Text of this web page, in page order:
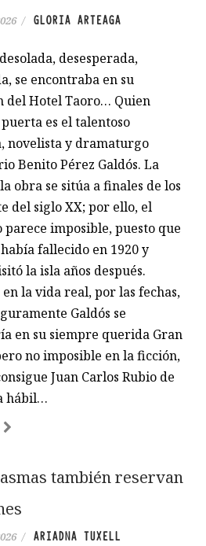
/ GLORIA ARTEAGA
desesperada,
se encontraba en su
del Hotel Taoro… Quien
es el talentoso
novelista y dramaturgo
Benito Pérez Galdós. La
obra se sitúa a finales de los
del siglo XX; por ello, el
parece imposible, puesto que
fallecido en 1920 y
la isla años después.
la vida real, por las fechas,
Galdós se
en su siempre querida Gran
no imposible en la ficción,
Juan Carlos Rubio de
hábil…
también reservan
/ ARIADNA TUXELL